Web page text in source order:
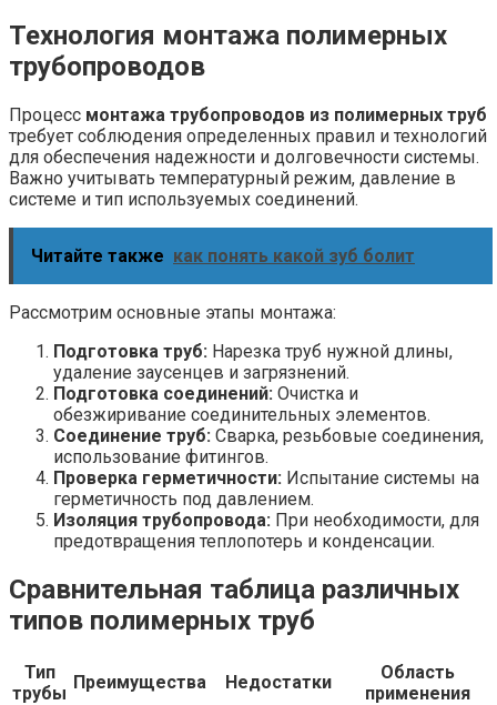
Технология монтажа полимерных
трубопроводов
Процесс монтажа трубопроводов из полимерных труб
требует соблюдения определенных правил и технологий
для обеспечения надежности и долговечности системы.
Важно учитывать температурный режим, давление в
системе и тип используемых соединений.
Читайте также как понять какой зуб болит
Рассмотрим основные этапы монтажа:
Подготовка труб: Нарезка труб нужной длины,
удаление заусенцев и загрязнений.
Подготовка соединений: Очистка и
обезжиривание соединительных элементов.
Соединение труб: Сварка, резьбовые соединения,
использование фитингов.
Проверка герметичности: Испытание системы на
герметичность под давлением.
Изоляция трубопровода: При необходимости, для
предотвращения теплопотерь и конденсации.
Сравнительная таблица различных
типов полимерных труб
Тип
трубы
Преимущества Недостатки
Область
применения